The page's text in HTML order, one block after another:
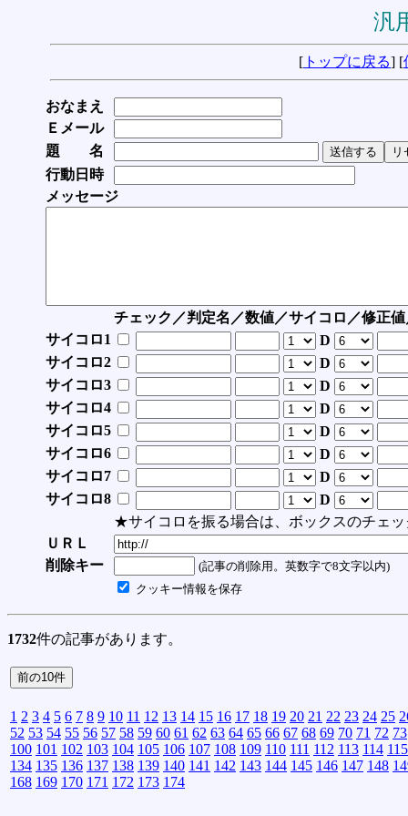
汎
[ トップに戻る] [
おなまえ
Ｅメール
題 名
行動日時
メッセージ
チェック／判定名／数値／サイコロ／修正
サイコロ1
D
サイコロ2
D
サイコロ3
D
サイコロ4
D
サイコロ5
D
サイコロ6
D
サイコロ7
D
サイコロ8
D
★サイコロを振る場合は、ボックスのチェッ
ＵＲＬ
削除キー
(記事の削除用。英数字で8文字以内)
クッキー情報を保存
1732件の記事があります。
1 2 3 4 5 6 7 8 9 10 11 12 13 14 15 16 17 18 19 20 21 22 23 24 25
52 53 54 55 56 57 58 59 60 61 62 63 64 65 66 67 68 69 70 71 72 73
100 101 102 103 104 105 106 107 108 109 110 111 112 113 114 115
134 135 136 137 138 139 140 141 142 143 144 145 146 147 148
168 169 170 171 172 173 174